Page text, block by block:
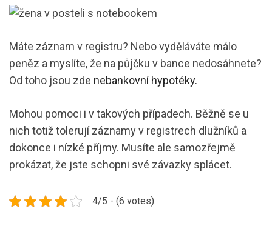
Máte záznam v registru? Nebo vyděláváte málo
peněz a myslíte, že na půjčku v bance nedosáhnete?
Od toho jsou zde nebankovní hypotéky.
Mohou pomoci i v takových případech. Běžně se u
nich totiž tolerují záznamy v registrech dlužníků a
dokonce i nízké příjmy. Musíte ale samozřejmě
prokázat, že jste schopni své závazky splácet.
4/5 - (6 votes)